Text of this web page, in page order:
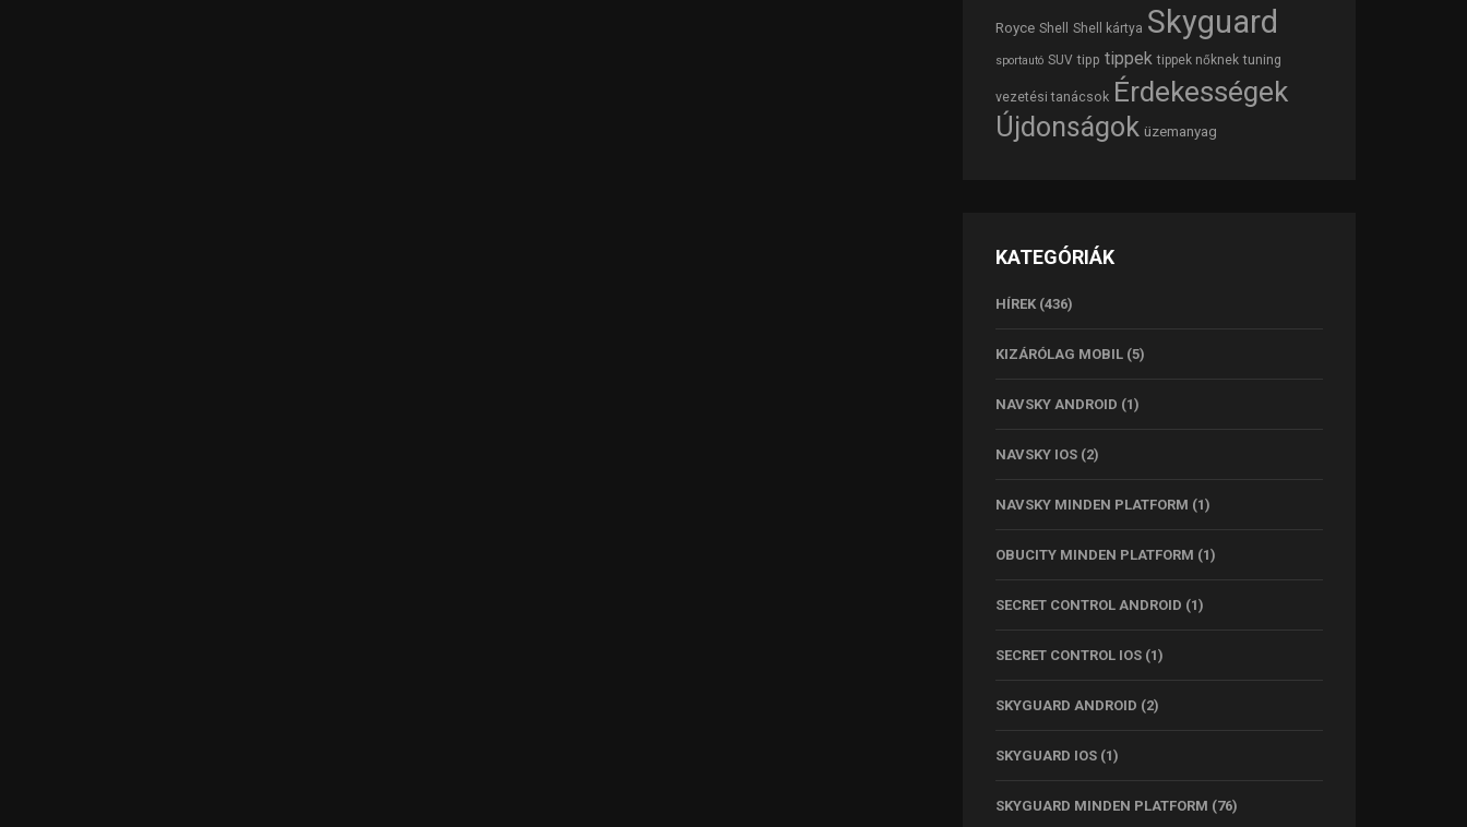
Royce Shell Shell kártya Skyguard
sportautó SUV tipp tippek tippek nőknek tuning
vezetési tanácsok Érdekességek
Újdonságok üzemanyag
KATEGÓRIÁK
HÍREK (436)
KIZÁRÓLAG MOBIL (5)
NAVSKY ANDROID (1)
NAVSKY IOS (2)
NAVSKY MINDEN PLATFORM (1)
OBUCITY MINDEN PLATFORM (1)
SECRET CONTROL ANDROID (1)
SECRET CONTROL IOS (1)
SKYGUARD ANDROID (2)
SKYGUARD IOS (1)
SKYGUARD MINDEN PLATFORM (76)